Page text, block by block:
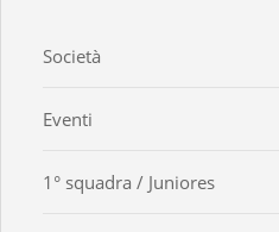
Società
Eventi
1° squadra / Juniores